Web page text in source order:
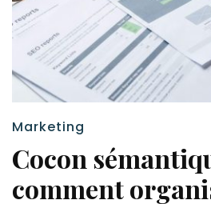
Marketing
Cocon
comment